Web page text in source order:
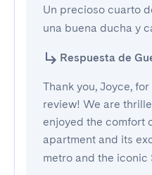
Un precioso cuarto
una buena ducha y
Respuesta de
Thank you, Joyce,
review! We are
enjoyed the comfort
apartment and its
metro and the iconic